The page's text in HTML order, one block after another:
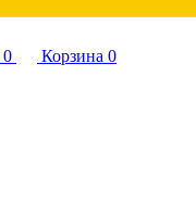
0 Корзина 0